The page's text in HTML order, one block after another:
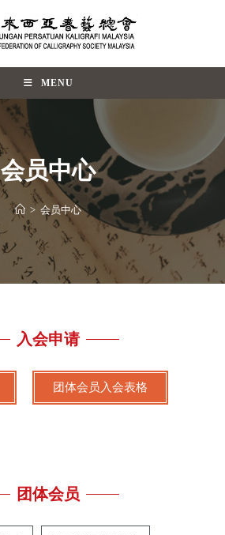
MENU
会员中心
> 会员中心
入会申请
团体会员入会表格
团体会员